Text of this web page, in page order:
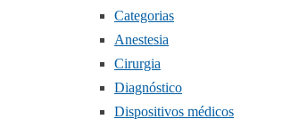
Categorias
Anestesia
Cirurgia
Diagnóstico
Dispositivos médicos